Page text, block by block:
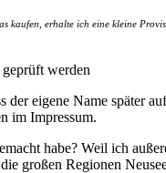
kaufen, erhalte ich eine kleine
werden
der eigene Name später
im Impressum.
habe? Weil ich
großen Regionen